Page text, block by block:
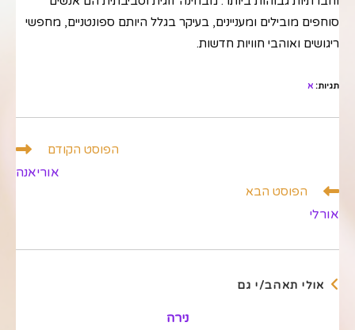
סוחפים מובילים ומעניינים, בעיקר בגלל היותם ספונטניים, מחפשי
ריגושים ואוהבי חוויות חדשות.
תגיות: א
הפוסט הקודם
אוריאנה
הפוסט הבא
אורלי
אולי תאהב/י גם
נירה